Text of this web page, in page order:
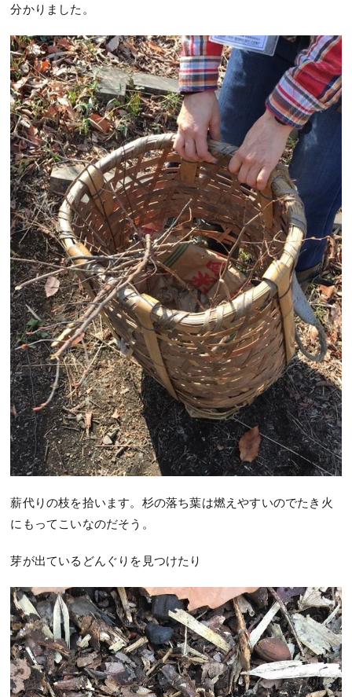
分かりました。
薪代りの枝を拾います。杉の落ち葉は燃えやすいのでたき火
にもってこいなのだそう。
芽が出ているどんぐりを見つけたり